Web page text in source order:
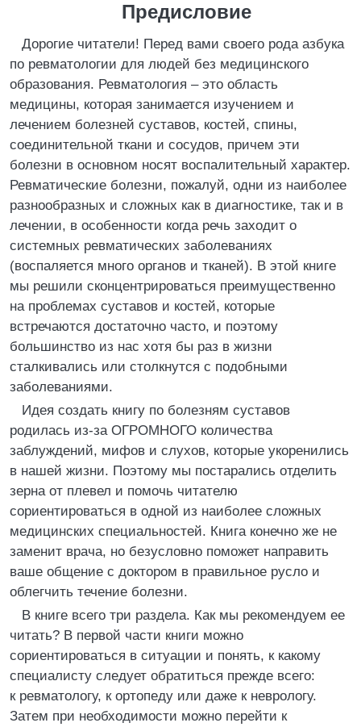
Предисловие
Дорогие читатели! Перед вами своего рода азбука
по ревматологии для людей без медицинского
образования. Ревматология – это область
медицины, которая занимается изучением и
лечением болезней суставов, костей, спины,
соединительной ткани и сосудов, причем эти
болезни в основном носят воспалительный характер.
Ревматические болезни, пожалуй, одни из наиболее
разнообразных и сложных как в диагностике, так и в
лечении, в особенности когда речь заходит о
системных ревматических заболеваниях
(воспаляется много органов и тканей). В этой книге
мы решили сконцентрироваться преимущественно
на проблемах суставов и костей, которые
встречаются достаточно часто, и поэтому
большинство из нас хотя бы раз в жизни
сталкивались или столкнутся с подобными
заболеваниями.
Идея создать книгу по болезням суставов
родилась из-за ОГРОМНОГО количества
заблуждений, мифов и слухов, которые укоренились
в нашей жизни. Поэтому мы постарались отделить
зерна от плевел и помочь читателю
сориентироваться в одной из наиболее сложных
медицинских специальностей. Книга конечно же не
заменит врача, но безусловно поможет направить
ваше общение с доктором в правильное русло и
облегчить течение болезни.
В книге всего три раздела. Как мы рекомендуем ее
читать? В первой части книги можно
сориентироваться в ситуации и понять, к какому
специалисту следует обратиться прежде всего:
к ревматологу, к ортопеду или даже к неврологу.
Затем при необходимости можно перейти к